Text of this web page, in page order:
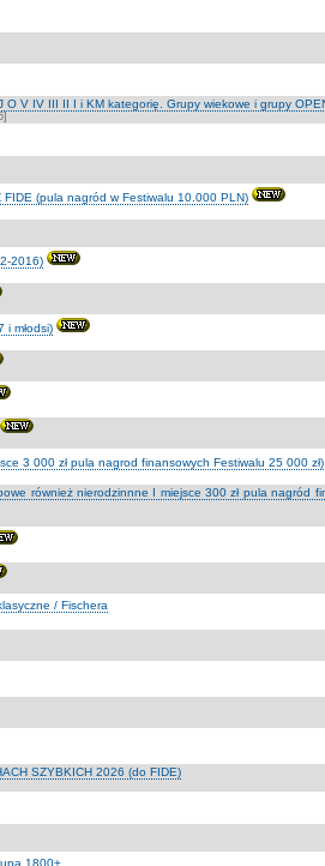
O V IV III II I i KM kategorię. Grupy wiekowe i grupy
(pula nagród w Festiwalu 10.000 PLN)
2016)
i młodsi)
3 000 zł pula nagrod finansowych Festiwalu 25 000 zł)
również nierodzinnne I miejsce 300 zł pula nagród
/ Fischera
SZYBKICH 2026 (do FIDE)
1800+